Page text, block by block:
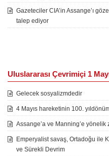
Gazeteciler CIA’in Assange’ı
talep ediyor
Uluslararası Çevrimiçi 1
Gelecek sosyalizmdedir
4 Mayıs hareketinin 100.
Assange’a ve Manning’e yönelik
Emperyalist savaş, Ortadoğu ile
ve Sürekli Devrim